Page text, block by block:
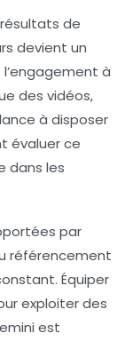
résultats de
devient un
à
des vidéos,
à disposer
évaluer ce
dans les
par
référencement
Équiper
exploiter des
est